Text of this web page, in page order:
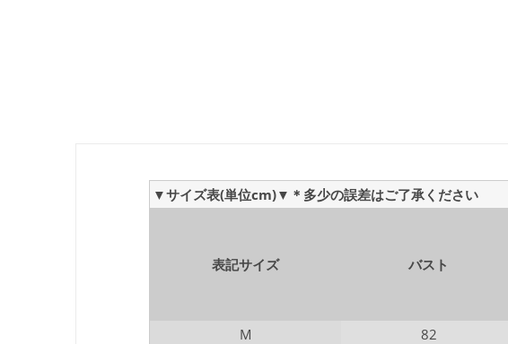
▼サイズ表(単位cm)▼＊多少の誤差はご了承ください
表記サイズ バスト
M
82